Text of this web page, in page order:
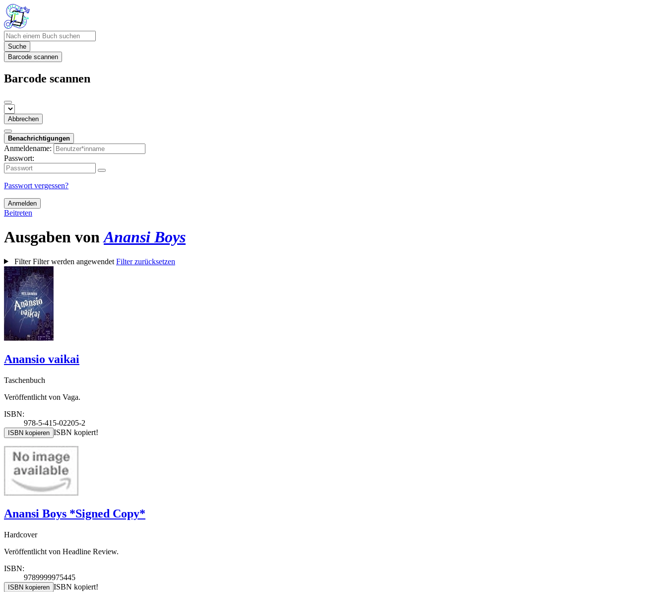
Suche
Barcode scannen
Barcode scannen
Abbrechen
Benachrichtigungen
Anmeldename:
Passwort:
Passwort vergessen?
Anmelden
Beitreten
Ausgaben vonAnansi Boys
FilterFilter werden angewendet Filter zurücksetzen
Anansio vaikai
Taschenbuch
Veröffentlicht von Vaga.
ISBN:
978-5-415-02205-2
ISBN kopieren ISBN kopiert!
Anansi Boys *Signed Copy*
Hardcover
Veröffentlicht von Headline Review.
ISBN:
9789999975445
ISBN kopieren ISBN kopiert!